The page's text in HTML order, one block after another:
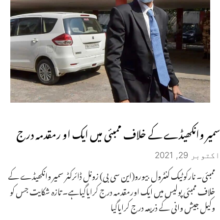
سمیر وانکھیڈے کے خلاف ممبئی میں ایک او رمقدمہ درج
اکتوبر 29, 2021
ممبئی۔ نارکوٹیک کنٹرول بیورو(این سی بی) زونل ڈائرکٹر سمیر وانکھیڈے کے
خلاف ممبئی پولیس میں ایک اورمقدمہ درج کرایاگیاہے۔ تازہ شکایت جس کو
وکیل جیش وانی کے ذریعہ درج کرایاگیا